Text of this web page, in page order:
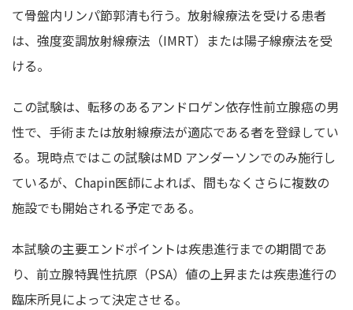
て骨盤内リンパ節郭清も行う。放射線療法を受ける患者
は、強度変調放射線療法（IMRT）または陽子線療法を受
ける。
この試験は、転移のあるアンドロゲン依存性前立腺癌の男
性で、手術または放射線療法が適応である者を登録してい
る。現時点ではこの試験はMD アンダーソンでのみ施行し
ているが、Chapin医師によれば、間もなくさらに複数の
施設でも開始される予定である。
本試験の主要エンドポイントは疾患進行までの期間であ
り、前立腺特異性抗原（PSA）値の上昇または疾患進行の
臨床所見によって決定させる。